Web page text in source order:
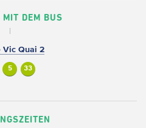
DEM BUS
Vic Quai 2
5 33